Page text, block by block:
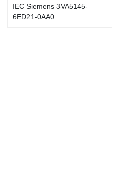
IEC Siemens 3VA5145-
6ED21-0AA0